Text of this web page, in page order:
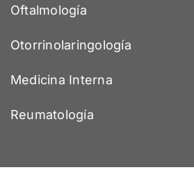
Oftalmología
Otorrinolaringología
Medicina Interna
Reumatología